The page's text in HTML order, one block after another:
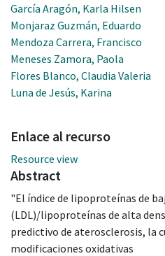
García Aragón, Karla Hilsen
Monjaraz Guzmán, Eduardo
Mendoza Carrera, Francisco
Meneses Zamora, Paola
Flores Blanco, Claudia Valeria
Luna de Jesús, Karina
Enlace al recurso
Resource view
Abstract
"El índice de lipoproteínas de
(LDL)/lipoproteínas de alta
predictivo de aterosclerosis, la
modificaciones oxidativas